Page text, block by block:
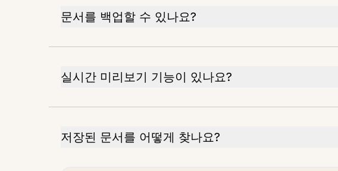
문서를 백업할 수 있나요?
실시간 미리보기 기능이 있나요?
저장된 문서를 어떻게 찾나요?